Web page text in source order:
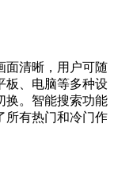
面清晰，用户可随
板、电脑等多种设
换。智能搜索功能
所有热门和冷门作